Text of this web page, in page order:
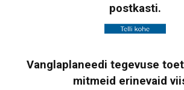
postkasti.
Vanglaplaneedi tegevuse
mitmeid erinevaid